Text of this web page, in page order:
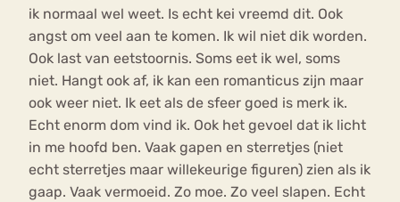
ik normaal wel weet. Is echt kei vreemd dit. Ook
angst om veel aan te komen. Ik wil niet dik worden.
Ook last van eetstoornis. Soms eet ik wel, soms
niet. Hangt ook af, ik kan een romanticus zijn maar
ook weer niet. Ik eet als de sfeer goed is merk ik.
Echt enorm dom vind ik. Ook het gevoel dat ik licht
in me hoofd ben. Vaak gapen en sterretjes (niet
echt sterretjes maar willekeurige figuren) zien als ik
gaap. Vaak vermoeid. Zo moe. Zo veel slapen. Echt